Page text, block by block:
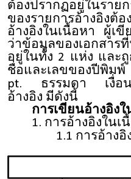
ต้องปรากฏอยู่ในรายก
ของรายการอ้างอิงต้
อ้างอิงในเนื้อหา ผู้เ
ว่าข้อมูลของเอกสา
อยู่ในทั้ง 2 แห่ง และ
ชื่อและเลขของปีพิม
pt. ธรรมดา เงื่อน
อ้างอิง มีดังนี้
การเขียนอ้างอิงใ
1. การอ้างอิงใน
1.1 การอ้าง